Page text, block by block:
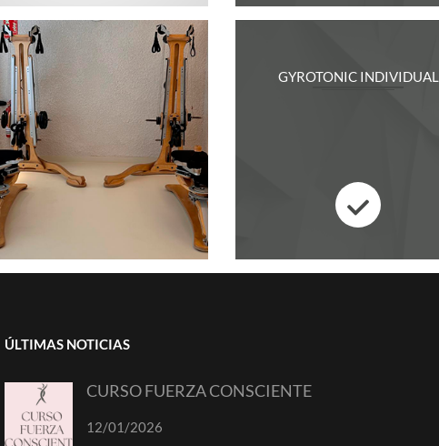
GYROTONIC INDIVIDUAL
ÚLTIMAS NOTICIAS
CURSO FUERZA CONSCIENTE
12/01/2026